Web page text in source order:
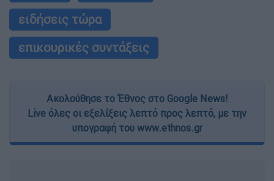
ειδήσεις τώρα
επικουρικές συντάξεις
Ακολούθησε το Έθνος στο Google News!
Live όλες οι εξελίξεις λεπτό προς λεπτό, με την
υπογραφή του www.ethnos.gr